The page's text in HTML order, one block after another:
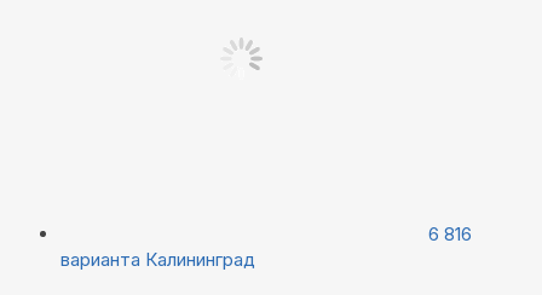
6 816
варианта Калининград